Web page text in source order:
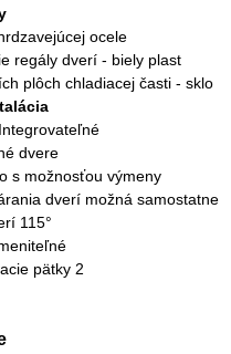
ocele
regály dverí - biely plast
plôch chladiacej časti - sklo
dvere
s možnosťou výmeny
dverí možná samostatne
115°
pätky 2